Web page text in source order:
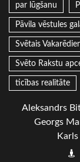
par lūgšanu
Pāvila vēstules
Svētais
Svēto Rakstu
ticības realitāte
Aleksandrs
Georgs
Karls